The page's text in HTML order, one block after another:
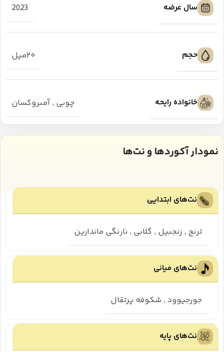
سال عرضه 2023
حجم ۲۰میل
خانواده رایحه چوبی ,آمبروکسان
نمودار آکوردها و نت‌ها
نت‌های ابتدایی
ترنج , زنجبیل , گلابی , نارنگی ماندارین
نت‌های میانی
جورجیوود , شکوفه پرتقال
نت‌های پایه